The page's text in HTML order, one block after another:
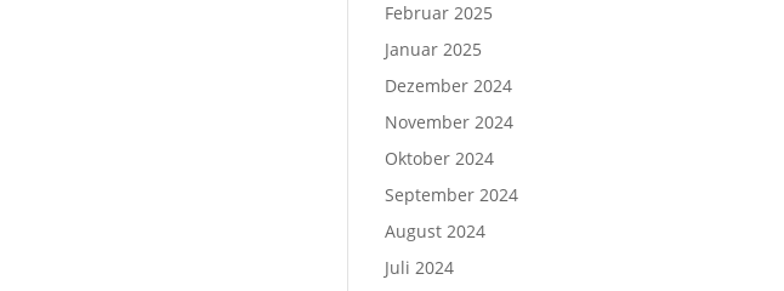
Februar 2025
Januar 2025
Dezember 2024
November 2024
Oktober 2024
September 2024
August 2024
Juli 2024